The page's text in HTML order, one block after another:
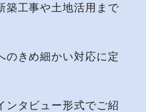
築工事や土地活用まで
のきめ細かい対応に定
ンタビュー形式でご紹